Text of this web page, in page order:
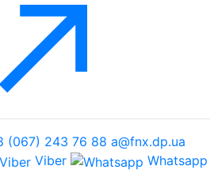
(067) 243 76 88 a@fnx.dp.ua
Viber Whatsapp